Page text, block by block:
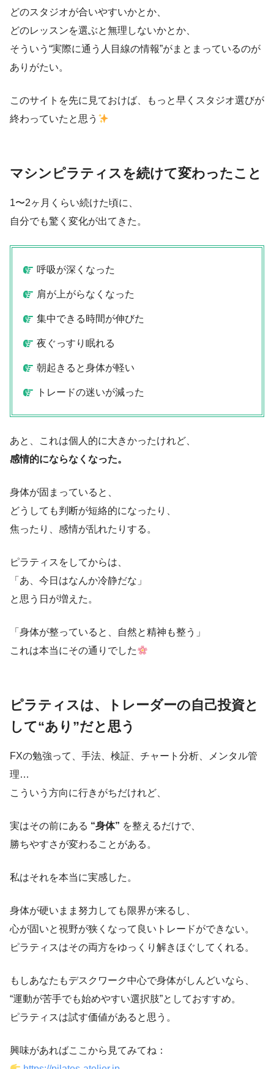
どのスタジオが合いやすいかとか、
どのレッスンを選ぶと無理しないかとか、
そういう“実際に通う人目線の情報”がまとまっているのが
ありがたい。
このサイトを先に見ておけば、もっと早くスタジオ選びが
終わっていたと思う
マシンピラティスを続けて変わったこと
1〜2ヶ月くらい続けた頃に、
自分でも驚く変化が出てきた。
呼吸が深くなった
肩が上がらなくなった
集中できる時間が伸びた
夜ぐっすり眠れる
朝起きると身体が軽い
トレードの迷いが減った
あと、これは個人的に大きかったけれど、
感情的にならなくなった。
身体が固まっていると、
どうしても判断が短絡的になったり、
焦ったり、感情が乱れたりする。
ピラティスをしてからは、
「あ、今日はなんか冷静だな」
と思う日が増えた。
「身体が整っていると、自然と精神も整う」
これは本当にその通りでした
ピラティスは、トレーダーの自己投資と
して“あり”だと思う
FXの勉強って、手法、検証、チャート分析、メンタル管
理…
こういう方向に行きがちだけれど、
実はその前にある “身体” を整えるだけで、
勝ちやすさが変わることがある。
私はそれを本当に実感した。
身体が硬いまま努力しても限界が来るし、
心が固いと視野が狭くなって良いトレードができない。
ピラティスはその両方をゆっくり解きほぐしてくれる。
もしあなたもデスクワーク中心で身体がしんどいなら、
“運動が苦手でも始めやすい選択肢”としておすすめ。
ピラティスは試す価値があると思う。
興味があればここから見てみてね：